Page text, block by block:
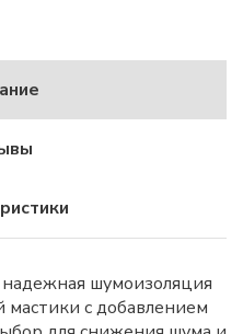
надежная шумоизоляция
мастики с добавлением